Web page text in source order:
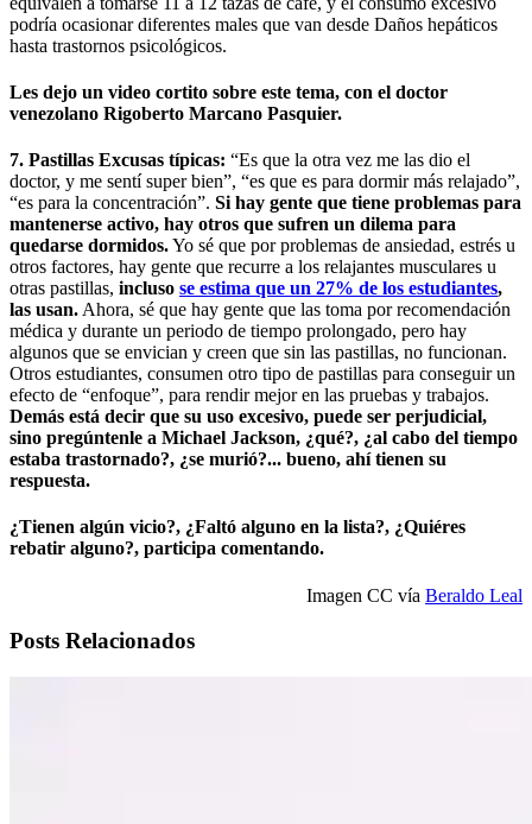
podría ocasionar diferentes males que van desde Daños hepáticos
hasta trastornos psicológicos.
Les dejo un video cortito sobre este tema, con el doctor
venezolano Rigoberto Marcano Pasquier.
7. Pastillas Excusas típicas: “Es que la otra vez me las dio el
doctor, y me sentí super bien”, “es que es para dormir más relajado”,
“es para la concentración”. Si hay gente que tiene problemas para
mantenerse activo, hay otros que sufren un dilema para
quedarse dormidos.Yo sé que por problemas de ansiedad, estrés u
otros factores, hay gente que recurre a los relajantes musculares u
otras pastillas, incluso se estima que un 27% de los estudiantes,
las usan. Ahora, sé que hay gente que las toma por recomendación
médica y durante un periodo de tiempo prolongado, pero hay
algunos que se envician y creen que sin las pastillas, no funcionan.
Otros estudiantes, consumen otro tipo de pastillas para conseguir un
efecto de “enfoque”, para rendir mejor en las pruebas y trabajos.
Demás está decir que su uso excesivo, puede ser perjudicial,
sino pregúntenle a Michael Jackson, ¿qué?, ¿al cabo del tiempo
estaba trastornado?, ¿se murió?... bueno, ahí tienen su
respuesta.
¿Tienen algún vicio?, ¿Faltó alguno en la lista?, ¿Quiéres
rebatir alguno?, participa comentando.
Imagen CC vía Beraldo Leal
Posts Relacionados